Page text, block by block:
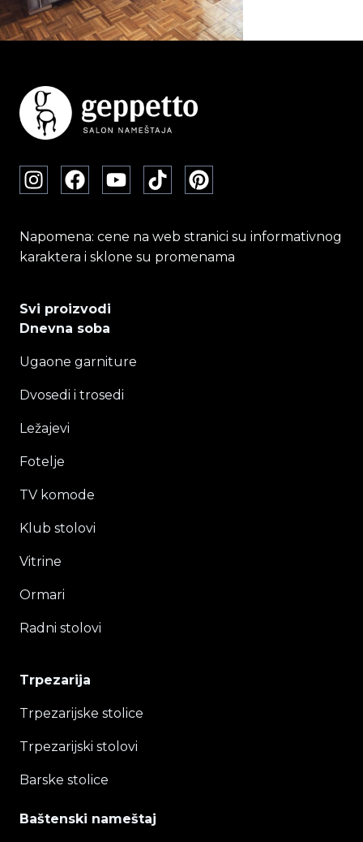
Napomena: cene na web stranici su informativnog
karaktera i sklone su promenama
Svi proizvodi
Dnevna soba
Ugaone garniture
Dvosedi i trosedi
Ležajevi
Fotelje
TV komode
Klub stolovi
Vitrine
Ormari
Radni stolovi
Trpezarija
Trpezarijske stolice
Trpezarijski stolovi
Barske stolice
Baštenski nameštaj